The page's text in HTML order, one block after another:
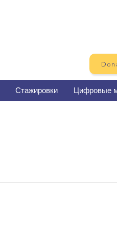
Стажировки Цифровые